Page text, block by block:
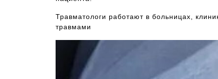
Травматологи работают в больницах,
травмами